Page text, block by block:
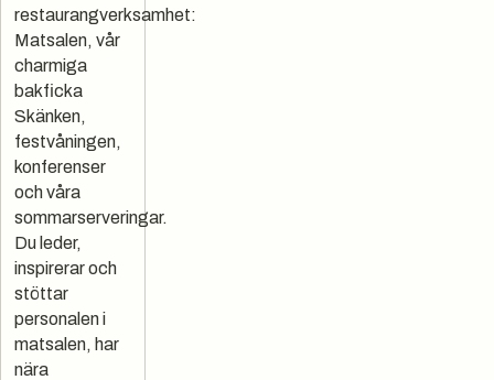
restaurangverksamhet:
Matsalen, vår
charmiga
bakficka
Skänken,
festvåningen,
konferenser
och våra
sommarserveringar.
Du leder,
inspirerar och
stöttar
personalen i
matsalen, har
nära